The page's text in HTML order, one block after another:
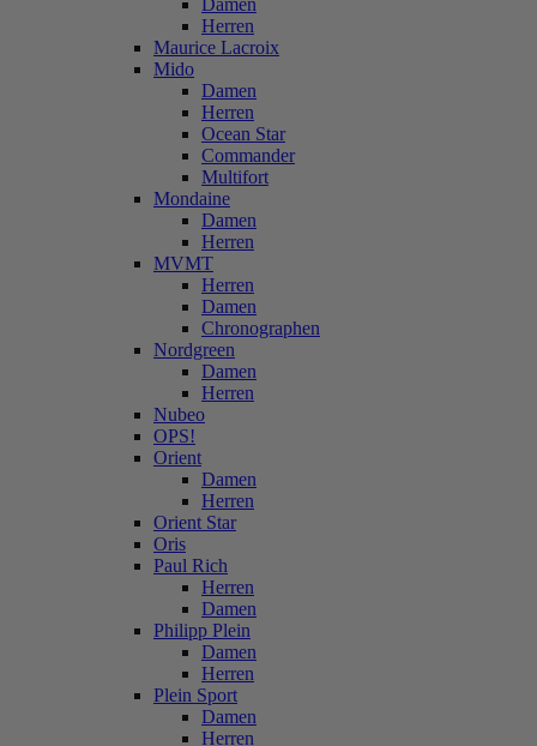
Damen
Herren
Maurice Lacroix
Mido
Damen
Herren
Ocean Star
Commander
Multifort
Mondaine
Damen
Herren
MVMT
Herren
Damen
Chronographen
Nordgreen
Damen
Herren
Nubeo
OPS!
Orient
Damen
Herren
Orient Star
Oris
Paul Rich
Herren
Damen
Philipp Plein
Damen
Herren
Plein Sport
Damen
Herren